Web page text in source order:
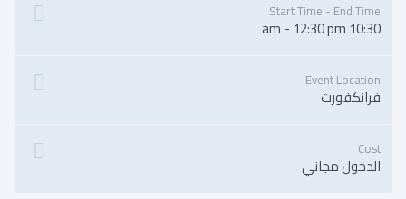
Start Time - End Time
10:30 am - 12:30 pm
Event Location
فرانكفورت
Cost
الدخول مجاني